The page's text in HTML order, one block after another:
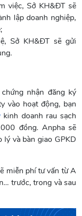
việc, Sở KH&ĐT sẽ
lập doanh nghiệp,
Sở KH&ĐT sẽ gửi
nhận đăng ký
vào hoạt động, bạn
kinh doanh rau sạch
đồng. Anpha sẽ
và bàn giao GPKD
miễn phí tư vấn từ A
trước, trong và sau